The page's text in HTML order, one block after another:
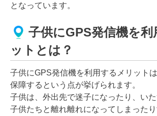
となっています。
子供にGPS発信機を利
ットとは？
子供にGPS発信機を利用するメリット
保障するという点が挙げられます。
子供は、外出先で迷子になったり、い
子供たちと離れ離れになってしまった